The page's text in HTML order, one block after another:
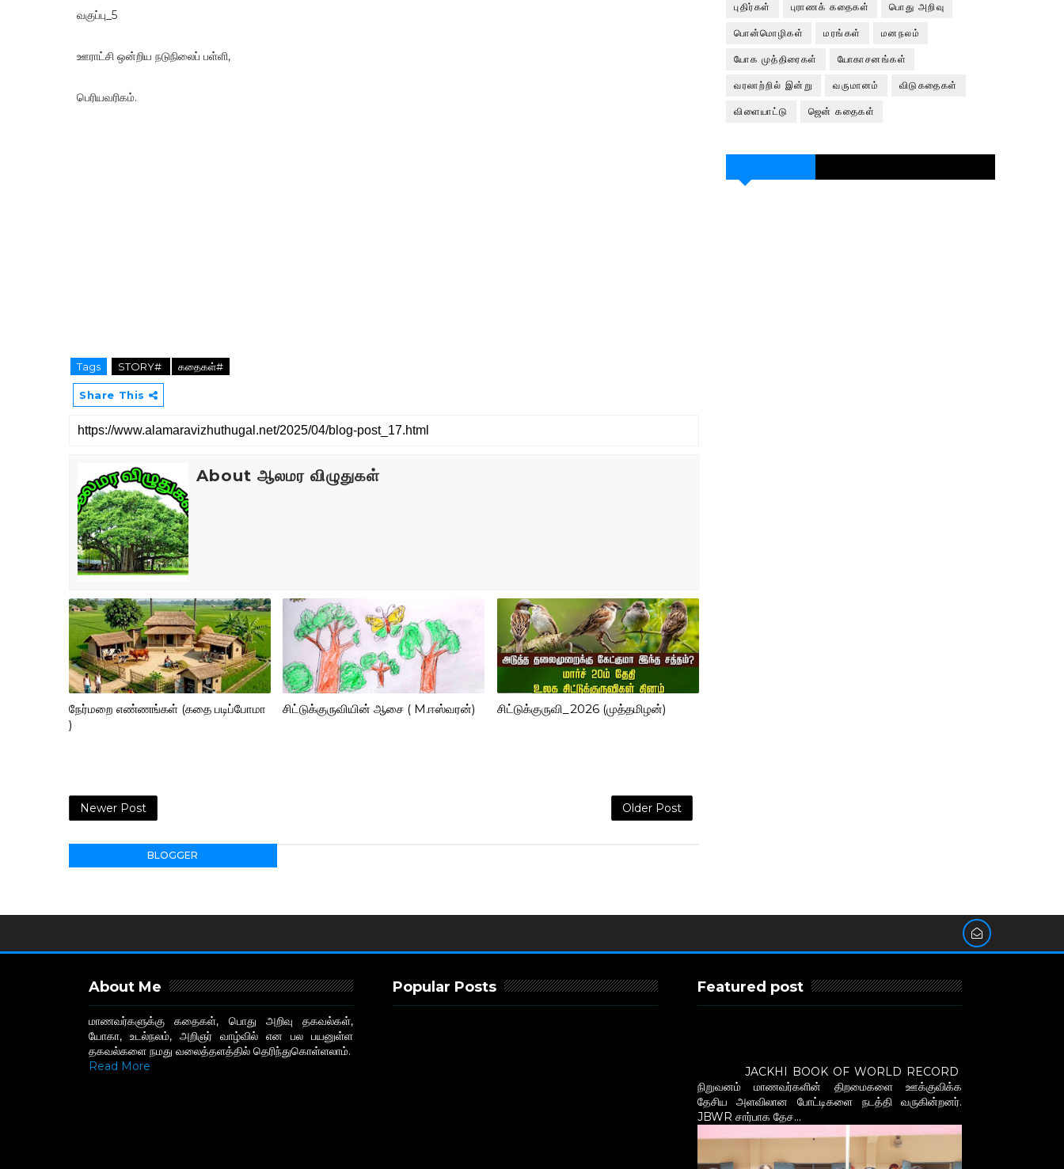
வகுப்பு_5
ஊராட்சி ஒன்றிய நடுநிலைப் பள்ளி,
பெரியவரிகம்.
Tags STORY# கதைகள்#
Share This
About ஆலமர விழுதுகள்
நேர்மறை எண்ணங்கள் (கதை படிப்போமா
)
சிட்டுக்குருவியின் ஆசை ( M.ஈஸ்வரன்) சிட்டுக்குருவி_2026 (முத்தமிழன்)
Newer Post Older Post
BLOGGER
புதிர்கள் புராணக் கதைகள் பொது அறிவு
பொன்மொழிகள் மரங்கள் மனநலம்
யோக முத்திரைகள் யோகாசனங்கள்
வரலாற்றில் இன்று வருமானம் விடுகதைகள்
விளையாட்டு ஜென் கதைகள்
About Me
மாணவர்களுக்கு கதைகள், பொது அறிவு தகவல்கள்,
யோகா, உடல்நலம், அறிஞர் வாழ்வில் என பல பயனுள்ள
தகவல்களை நமது வலைத்தளத்தில் தெரிந்துகொள்ளலாம்.
Read More
Popular Posts Featured post
JACKHI BOOK OF WORLD RECORD
நிறுவனம் மாணவர்களின் திறமைகளை ஊக்குவிக்க
தேசிய அளவிலான போட்டிகளை நடத்தி வருகின்றனர்.
JBWR சார்பாக தேச...